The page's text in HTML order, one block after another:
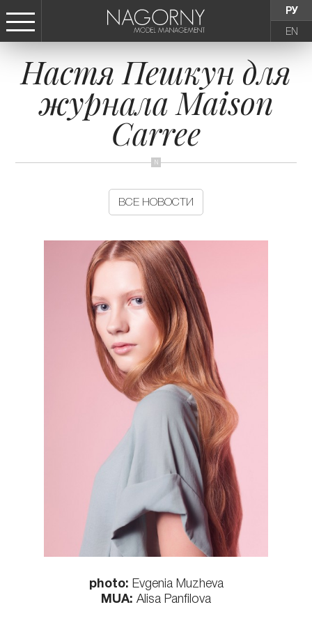
РУ
EN
СТАТЬ МОДЕЛЬЮ
ДЕВУШКИ
ТИНЕЙДЖЕРЫ
ДЕТИ
НОВОСТИ
КОНТАКТЫ
Настя Пешкун для
журнала Maison
Carree
ВСЕ НОВОСТИ
photo: Evgenia Muzheva
MUA: Alisa Panfilova